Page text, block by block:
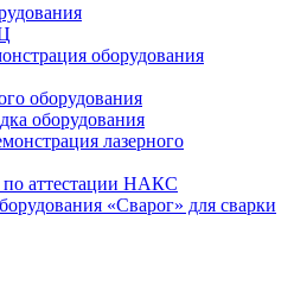
оборудования
оборудования
оборудования
лазерного
аттестации НАКС
«Сварог» для сварки